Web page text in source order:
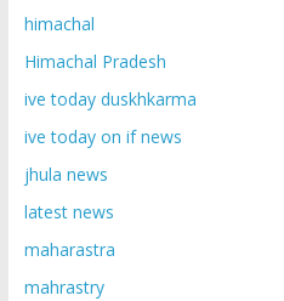
himachal
Himachal Pradesh
ive today duskhkarma
ive today on if news
jhula news
latest news
maharastra
mahrastry